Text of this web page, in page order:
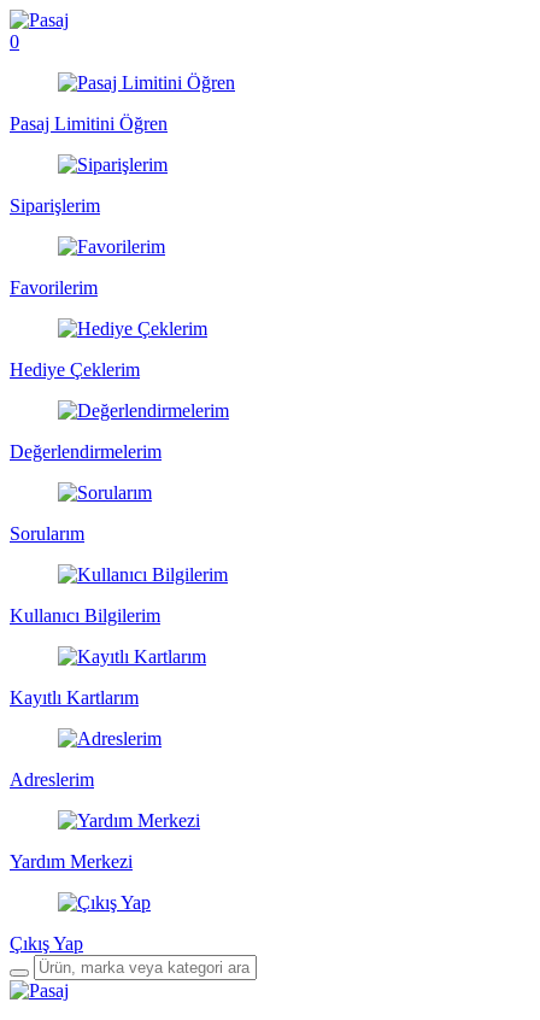
0
Pasaj Limitini Öğren
Siparişlerim
Favorilerim
Hediye Çeklerim
Değerlendirmelerim
Sorularım
Kullanıcı Bilgilerim
Kayıtlı Kartlarım
Adreslerim
Yardım Merkezi
Çıkış Yap